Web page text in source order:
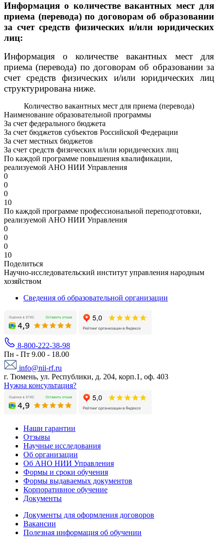
Информация о количестве вакантных мест для
приема (перевода) по договорам об образовании
за счет средств физических и/или юридических
лиц:
Информация о количестве вакантных мест для
приема (перевода) по договорам об образовании за
счет средств физических и/или юридических лиц
структурирована ниже.
Количество вакантных мест для приема (перевода)
Наименование образовательной программы
За счет федерального бюджета
За счет бюджетов субъектов Российской Федерации
За счет местных бюджетов
За счет средств физических и/или юридических лиц
По каждой программе повышения квалификации,
реализуемой АНО НИИ Управления
0
0
0
10
По каждой программе профессиональной переподготовки,
реализуемой АНО НИИ Управления
0
0
0
10
Поделиться
Научно-исследовательский институт управления народным
хозяйством
Сведения об образовательной организации
8-800-222-38-98
Пн - Пт 9.00 - 18.00
info@nii-rf.ru
г. Тюмень, ул. Республики, д. 204, корп.1, оф. 403
Нужна консультация?
Наши гарантии
Отзывы
Научные исследования
Об организации
Об АНО НИИ Управления
Формы и сроки обучения
Формы выдаваемых документов
Корпоративное обучение
Документы
Документы для оформления договоров
Вакансии
Полезная информация об обучении